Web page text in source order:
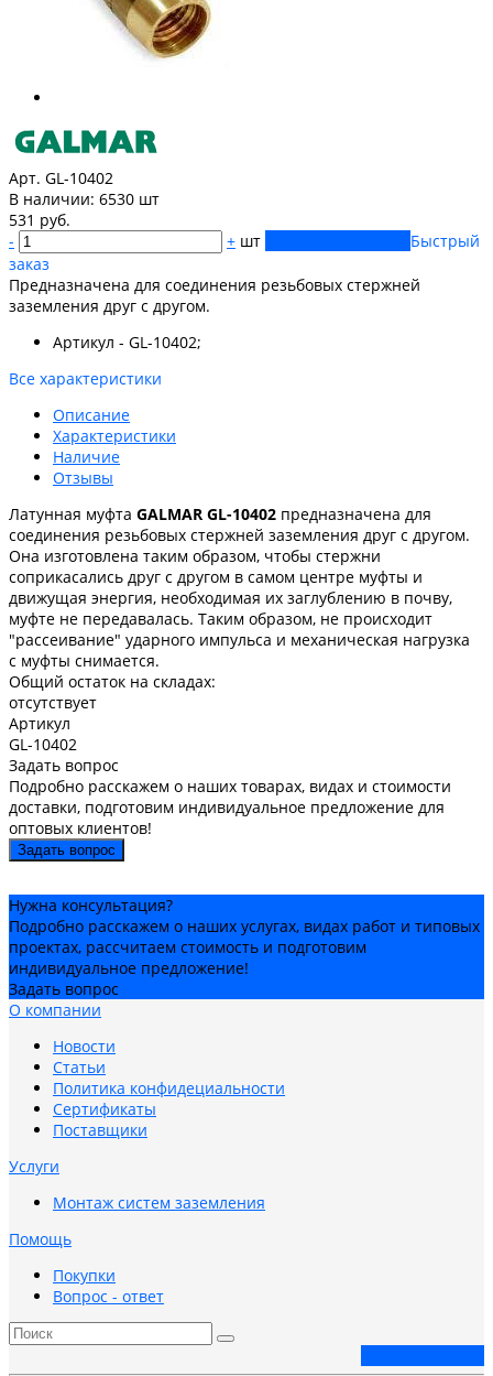
Арт. GL-10402
В наличии: 6530 шт
531 руб.
-
+ шт
Быстрый
заказ
Предназначена для соединения резьбовых стержней
заземления друг с другом.
Артикул - GL-10402;
Все характеристики
Описание
Характеристики
Наличие
Отзывы
Латунная муфта GALMAR GL-10402 предназначена для
соединения резьбовых стержней заземления друг с другом.
Она изготовлена таким образом, чтобы стержни
соприкасались друг с другом в самом центре муфты и
движущая энергия, необходимая их заглублению в почву,
муфте не передавалась. Таким образом, не происходит
"рассеивание" ударного импульса и механическая нагрузка
с муфты снимается.
Общий остаток на складах:
отсутствует
Артикул
GL-10402
Задать вопрос
Подробно расскажем о наших товарах, видах и стоимости
доставки, подготовим индивидуальное предложение для
оптовых клиентов!
Задать вопрос
Нужна консультация?
Подробно расскажем о наших услугах, видах работ и типовых
проектах, рассчитаем стоимость и подготовим
индивидуальное предложение!
Задать вопрос
О компании
Новости
Статьи
Политика конфидециальности
Сертификаты
Поставщики
Услуги
Монтаж систем заземления
Помощь
Покупки
Вопрос - ответ